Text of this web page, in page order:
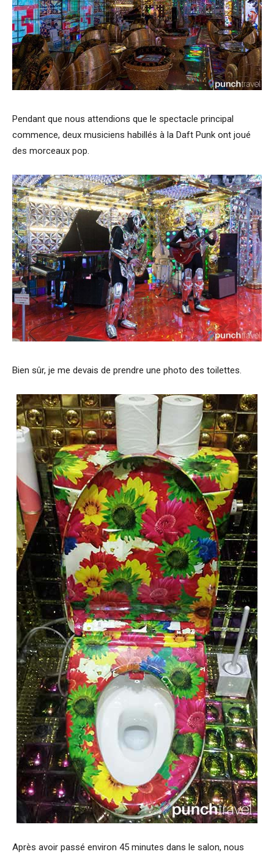
Pendant que nous attendions que le spectacle principal
commence, deux musiciens habillés à la Daft Punk ont joué
des morceaux pop.
Bien sûr, je me devais de prendre une photo des toilettes.
Après avoir passé environ 45 minutes dans le salon, nous